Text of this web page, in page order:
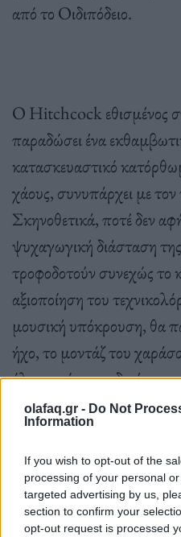
olafaq.gr - Do Not
Information
If you wish to opt-out of the
processing of your personal
targeted advertising by us,
section to confirm your
opt-out request is processed
από το Οιδιπόδειο.
Ο Hitchcock εθισμένος
παραδώσει ένα
κατασκευαστικό
χάους, συνυπάρχει με
Σκηνοθετικά, ποτέ δεν
ψυχαγωγική διάσταση
τροφοδοτούν συνεχώς το
αξιοποίηση του
μουσική υπόκρουση, θα
ήχο, το μοντάζ του
όλα με μία μοναδική
Ο συμπαθέστατος Ροντ
Τάντι, στους ρόλους